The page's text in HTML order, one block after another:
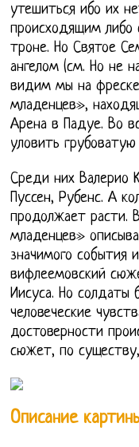
утешиться ибо их
происходящим либо
троне. Но Святое
ангелом (см. Но не
видим мы на
младенцев»,
Арена в Падуе. Во
уловить
Среди них Валерио
Пуссен, Рубенс. А
продолжает расти.
младенцев»
значимого события
вифлеемовский
Иисуса. Но
человеческие
достоверности
сюжет, по
Описание